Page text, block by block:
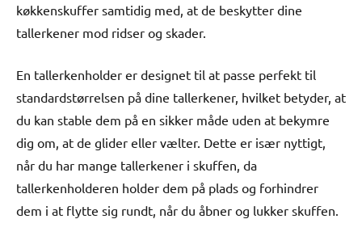
køkkenskuffer samtidig med, at de beskytter dine
tallerkener mod ridser og skader.
En tallerkenholder er designet til at passe perfekt til
standardstørrelsen på dine tallerkener, hvilket betyder, at
du kan stable dem på en sikker måde uden at bekymre
dig om, at de glider eller vælter. Dette er især nyttigt,
når du har mange tallerkener i skuffen, da
tallerkenholderen holder dem på plads og forhindrer
dem i at flytte sig rundt, når du åbner og lukker skuffen.